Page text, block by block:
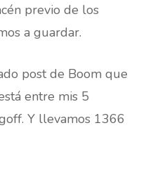
previo de los
a guardar.
post de Boom que
entre mis 5
Y llevamos 1366